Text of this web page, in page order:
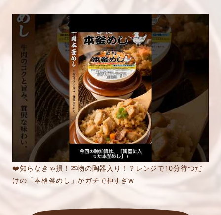
❤️知らなきゃ損！本物の陶器入り！？レンジで10分待つだ
けの「本格釜めし」がガチで神すぎw